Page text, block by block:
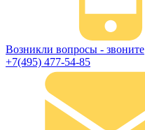
Возникли вопросы - звоните
+7(495) 477-54-85